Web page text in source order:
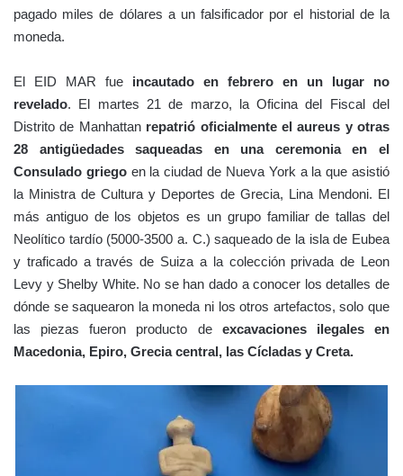
pagado miles de dólares a un falsificador por el historial de la
moneda.
El EID MAR fue incautado en febrero en un lugar no
revelado. El martes 21 de marzo, la Oficina del Fiscal del
Distrito de Manhattan repatrió oficialmente el aureus y otras
28 antigüedades saqueadas en una ceremonia en el
Consulado griegoen la ciudad de Nueva York a la que asistió
la Ministra de Cultura y Deportes de Grecia, Lina Mendoni. El
más antiguo de los objetos es un grupo familiar de tallas del
Neolítico tardío (5000-3500 a. C.) saqueado de la isla de Eubea
y traficado a través de Suiza a la colección privada de Leon
Levy y Shelby White. No se han dado a conocer los detalles de
dónde se saquearon la moneda ni los otros artefactos, solo que
las piezas fueron producto de excavaciones ilegales en
Macedonia, Epiro, Grecia central, las Cícladas y Creta.